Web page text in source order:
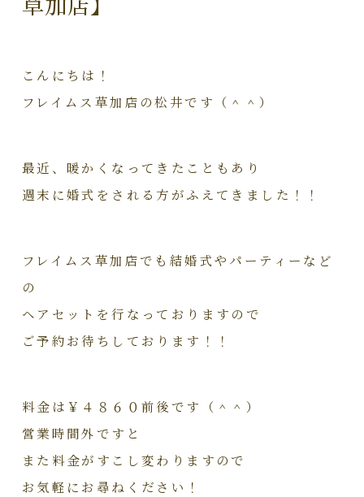
こんにちは！
フレイムス草加店の松井です（＾＾）
最近、暖かくなってきたこともあり
週末に婚式をされる方がふえてきました！！
フレイムス草加店でも結婚式やパーティーなど
の
ヘアセットを行なっておりますので
ご予約お待ちしております！！
料金は￥４８６０前後です（＾＾）
営業時間外ですと
また料金がすこし変わりますので
お気軽にお尋ねください！